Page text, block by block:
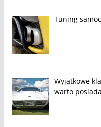
Tuning
Wyjątkowe
warto